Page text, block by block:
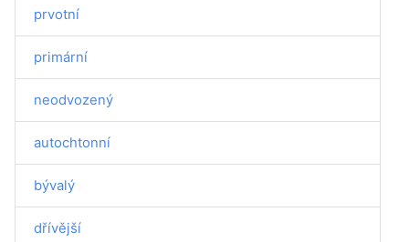
prvotní
primární
neodvozený
autochtonní
bývalý
dřívější